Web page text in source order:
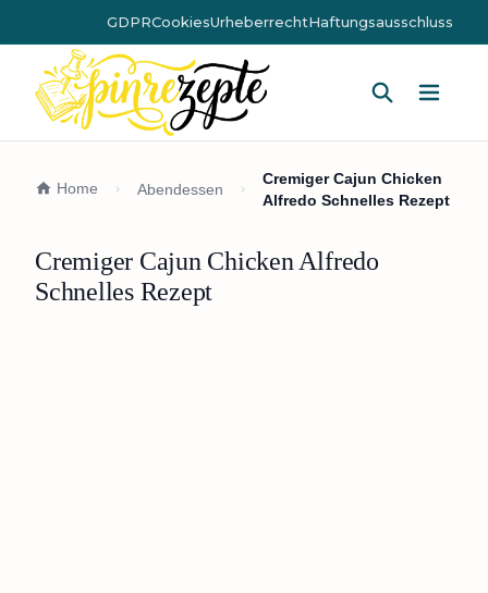
GDPRCookiesUrheberrechtHaftungsausschluss
Home Abendessen
Cremiger Cajun Chicken
Alfredo Schnelles Rezept
Cremiger Cajun Chicken Alfredo
Schnelles Rezept